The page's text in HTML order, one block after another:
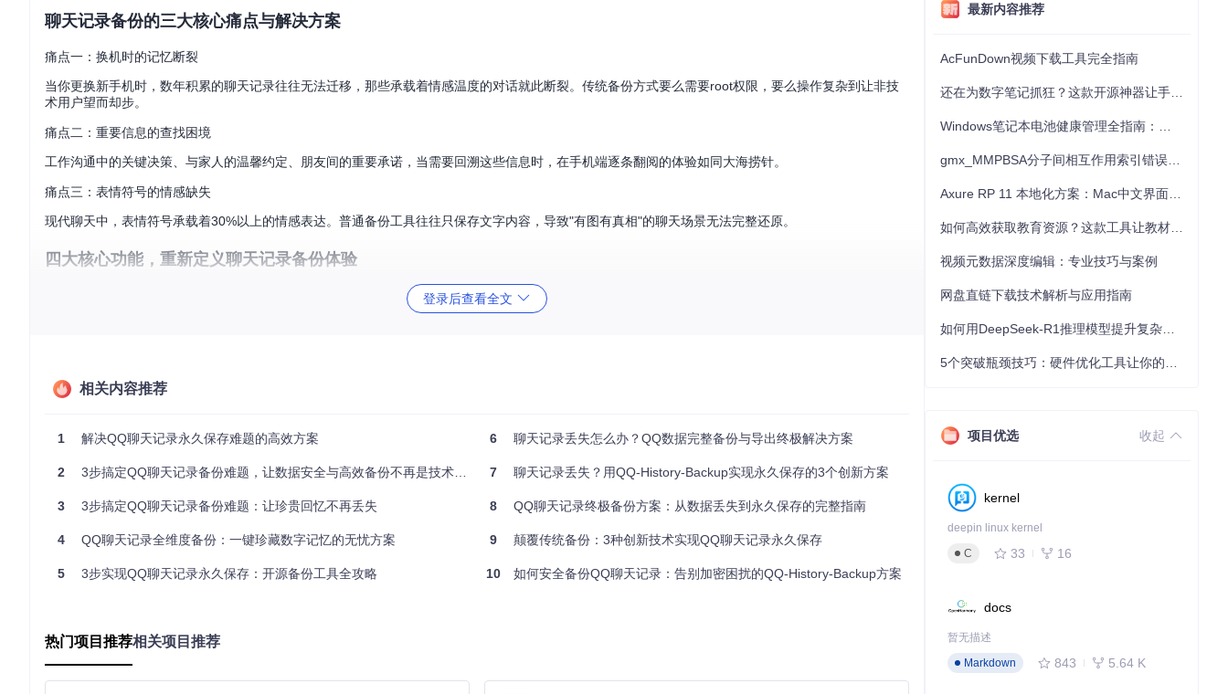
聊天记录备份的三大核心痛点与解决方案
痛点一：换机时的记忆断裂
当你更换新手机时，数年积累的聊天记录往往无法迁移，那些承载着情感温度的对话就此断裂。传统备份方式要么需要root权限，要么操作复杂到让非技
术用户望而却步。
痛点二：重要信息的查找困境
工作沟通中的关键决策、与家人的温馨约定、朋友间的重要承诺，当需要回溯这些信息时，在手机端逐条翻阅的体验如同大海捞针。
痛点三：表情符号的情感缺失
现代聊天中，表情符号承载着30%以上的情感表达。普通备份工具往往只保存文字内容，导致"有图有真相"的聊天场景无法完整还原。
四大核心功能，重新定义聊天记录备份体验
无论是最新版QQ的静态表情，还是旧版经典动态GIF，工具均能完整识别并保存。特别优化的表情匹配算法确保导出记录中的每一个表情都与原始聊天场
多场景覆盖：私聊群聊一键搞定
无论是与挚友的私密对话，还是上百人的热闹群聊，工具都能精准识别并分类导出。智能匹配备注与昵称功能，让大型群组的聊天记录也能条理清晰。
可视化操作界面：三步完成备份任务
精心设计的图形界面将复杂的技术流程隐藏在简单操作之后，用户只需完成"选择文件-输入信息-确认导出"三个步骤，即可坐等备份完成。
图：QQ-History-Backup简洁直观的图形操作界面，所有功能一目了然
对于已root的安卓设备，直接访问data/data/com.tencent.mobileqq目录获取数据；非root用户可通过手机系统的应用备份功能，先创建QQ完整备
登录后查看全文
相关内容推荐
1 解决QQ聊天记录永久保存难题的高效方案
2 3步搞定QQ聊天记录备份难题，让数据安全与高效备份不再是技术门槛
3 3步搞定QQ聊天记录备份难题：让珍贵回忆不再丢失
4 QQ聊天记录全维度备份：一键珍藏数字记忆的无忧方案
5 3步实现QQ聊天记录永久保存：开源备份工具全攻略
6 聊天记录丢失怎么办？QQ数据完整备份与导出终极解决方案
7 聊天记录丢失？用QQ-History-Backup实现永久保存的3个创新方案
8 QQ聊天记录终极备份方案：从数据丢失到永久保存的完整指南
9 颠覆传统备份：3种创新技术实现QQ聊天记录永久保存
10 如何安全备份QQ聊天记录：告别加密困扰的QQ-History-Backup方案
热门项目推荐相关项目推荐
最新内容推荐
AcFunDown视频下载工具完全指南
视频元数据深度编辑：专业技巧与案例
网盘直链下载技术解析与应用指南
项目优选 收起
kernel
deepin linux kernel
C
33 16
docs
暂无描述
Markdown
843 5.64 K